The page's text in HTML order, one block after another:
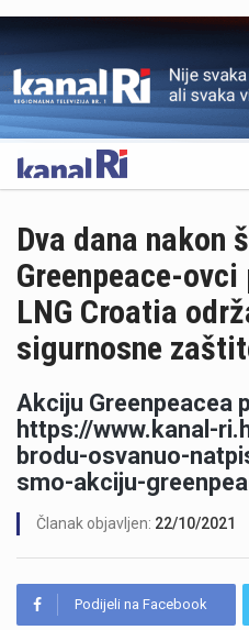
Dva dana nakon
Greenpeace-
LNG Croatia
sigurnosne
Akciju Greenpeacea
https://www.kanal-
brodu-osvanuo-
smo-akciju-
Članak objavljen: 22/10/2021
Podijeli na Facebook